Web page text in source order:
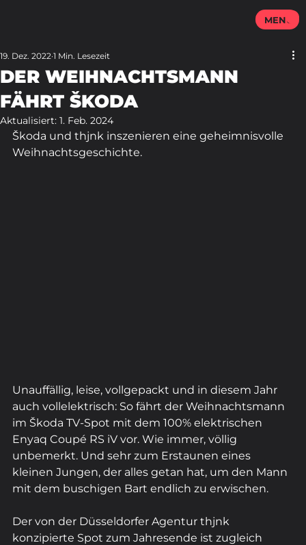
DER WEIHNACHTSMANN
FÄHRT ŠKODA
19. Dez. 2022 1 Min. Lesezeit
Aktualisiert: 1. Feb. 2024
Škoda und thjnk inszenieren eine geheimnisvolle
Weihnachtsgeschichte.
Unauffällig, leise, vollgepackt und in diesem Jahr
auch vollelektrisch: So fährt der Weihnachtsmann
im Škoda TV-Spot mit dem 100% elektrischen
Enyaq Coupé RS iV vor. Wie immer, völlig
unbemerkt. Und sehr zum Erstaunen eines
kleinen Jungen, der alles getan hat, um den Mann
mit dem buschigen Bart endlich zu erwischen.
Der von der Düsseldorfer Agentur thjnk
konzipierte Spot zum Jahresende ist zugleich
MENU